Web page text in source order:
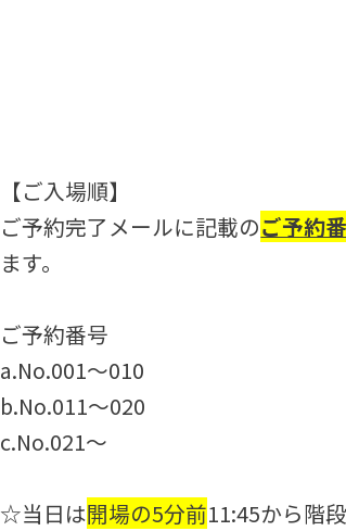
【ご入場順】
ご予約完了メールに記載のご予約
ます。
ご予約番号
a.No.001～010
b.No.011～020
c.No.021～
☆当日は開場の5分前11:45から階